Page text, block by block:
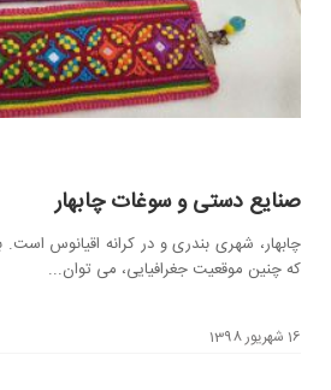
صنایع دستی و سوغات چابهار
چابهار، شهری بندری و در کرانه اقیانوس
که چنین موقعیت جغرافیایی، می توان...
16 شهریور 1398